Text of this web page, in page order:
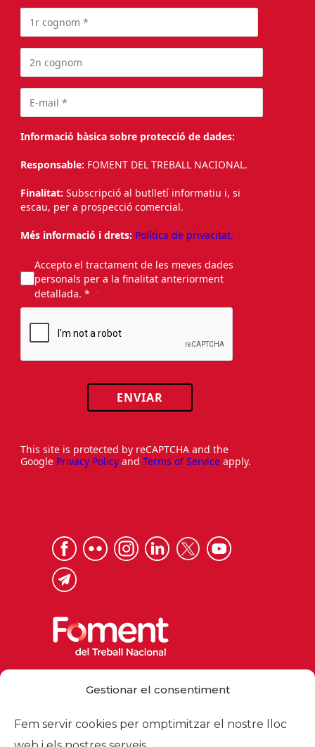
Gestionar el consentiment
Fem servir cookies per omptimitzar el nostre lloc
Informació bàsica sobre protecció de dades:
Responsable: FOMENT DEL TREBALL NACIONAL.
Finalitat: Subscripció al butlletí informatiu i, si
escau, per a prospecció comercial.
Més informació i drets: Política de privacitat.
Accepto el tractament de les meves dades
personals per a la finalitat anteriorment
detallada. *
ENVIAR
This site is protected by reCAPTCHA and the
Google Privacy Policy and Terms of Service apply.
foment@foment.com